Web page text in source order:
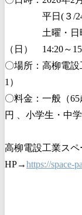
平日(３/24～
土曜・日曜・
（日） 14:20～
〇場所：高柳電
1）
〇料金：一般（
円 、小学生・中学
高柳電設工業スペ
HP→https://space-